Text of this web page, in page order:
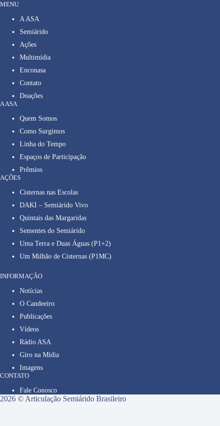
MENU
A ASA
Semiárido
Ações
Multimídia
Enconasa
Contato
Doações
A ASA
Quem Somos
Como Surgimos
Linha do Tempo
Espaços de Participação
Prêmios
AÇÕES
Cisternas nas Escolas
DAKI – Semiárido Vivo
Quintais das Margaridas
Sementes do Semiárido
Uma Terra e Duas Águas (P1+2)
Um Milhão de Cisternas (P1MC)
INFORMAÇÃO
Notícias
O Candeeiro
Publicações
Vídeos
Rádio ASA
Giro na Mídia
Imagens
CONTATO
Fale Conosco
2026 © Articulação Semiárido Brasileiro